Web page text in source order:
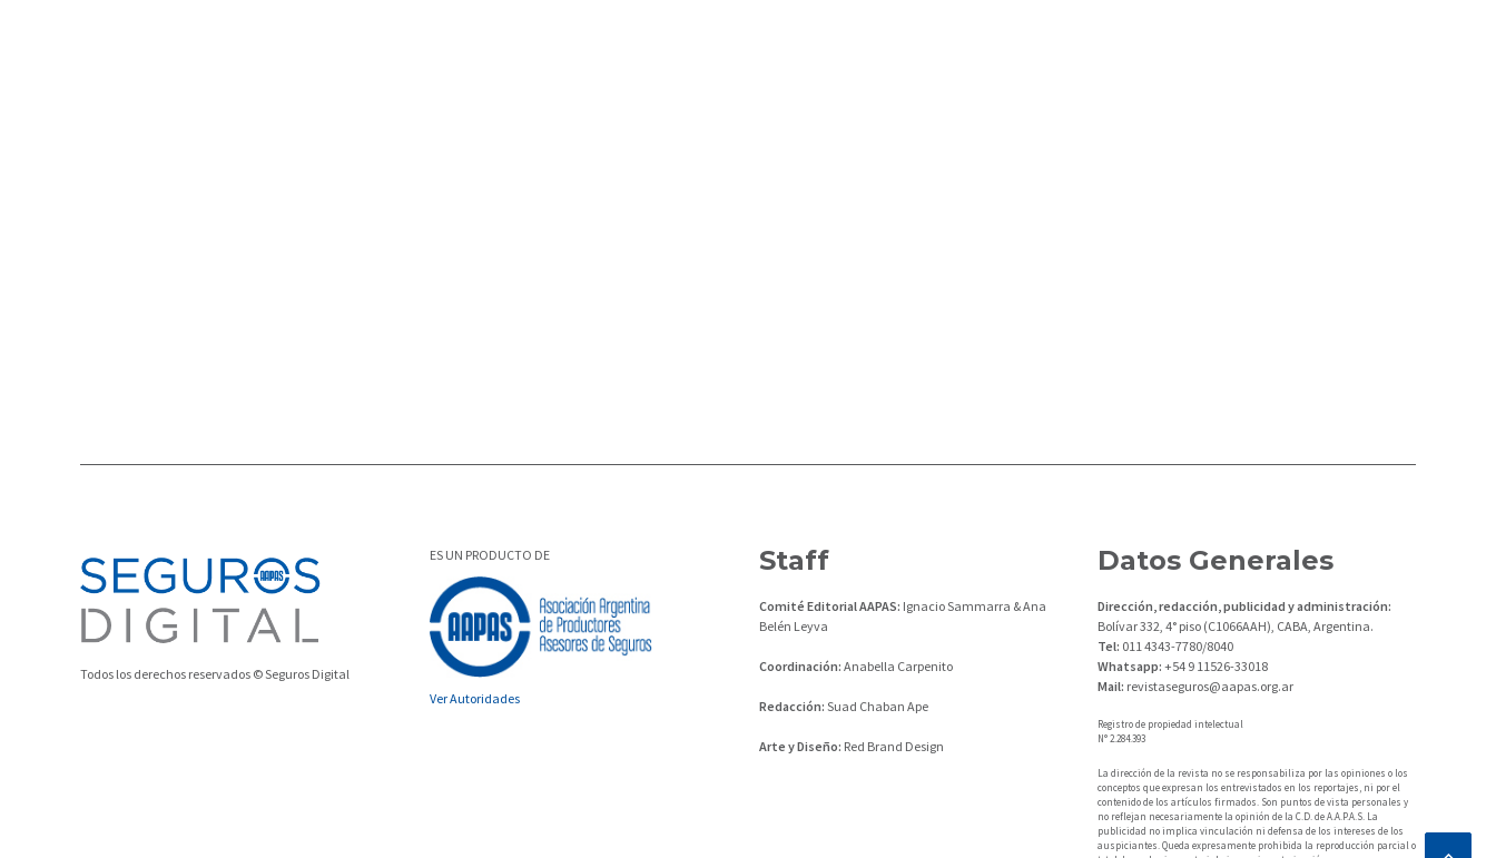
Todos los derechos reservados © Seguros Digital
ES UN PRODUCTO DE
Ver Autoridades
Staff
Comité Editorial AAPAS: Ignacio Sammarra & Ana
Belén Leyva
Coordinación: Anabella Carpenito
Redacción: Suad Chaban Ape
Arte y Diseño: Red Brand Design
Datos Generales
Dirección, redacción, publicidad y administración:
Bolívar 332, 4° piso (C1066AAH), CABA, Argentina.
Tel: 011 4343-7780/8040
Whatsapp: +54 9 11526-33018
Mail: revistaseguros@aapas.org.ar
Registro de propiedad intelectual
N° 2.284.393
La dirección de la revista no se responsabiliza por las opiniones o los
conceptos que expresan los entrevistados en los reportajes, ni por el
contenido de los artículos firmados. Son puntos de vista personales y
no reflejan necesariamente la opinión de la C.D. de A.A.P.A.S. La
publicidad no implica vinculación ni defensa de los intereses de los
auspiciantes. Queda expresamente prohibida la reproducción parcial o